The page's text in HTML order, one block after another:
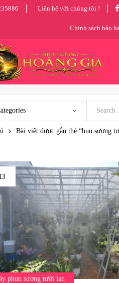
Liên hệ với chúng tôi !
Chính sách bảo
Bài viết được gắn thẻ “hun sương
phun sương tưới lan